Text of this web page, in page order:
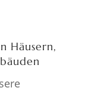
Häusern,